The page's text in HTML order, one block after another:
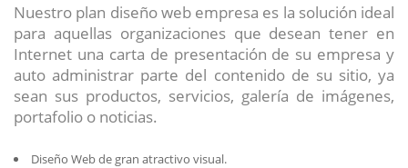
Nuestro plan diseño web empresa es la solución ideal
para aquellas organizaciones que desean tener en
Internet una carta de presentación de su empresa y
auto administrar parte del contenido de su sitio, ya
sean sus productos, servicios, galería de imágenes,
portafolio o noticias.
Diseño Web de gran atractivo visual.